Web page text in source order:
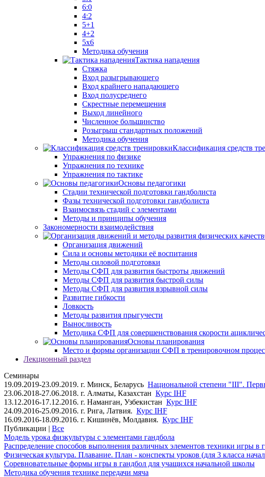
6:0
4:2
5+1
4+2
5x6
Методика обучения
Тактика нападения
Стяжка
Вход разыгрывающего
Вход крайнего нападающего
Вход полусреднего
Скрестные перемещения
Выход линейного
Численное большинство
Розыгрыш стандартных положений
Методика обучения
Классификация средств
Упражнения по физике
Упражнения по технике
Упражнения по тактике
Основы педагогики
Стадии технической подготовки гандболиста
Фазы технической подготовки гандболиста
Взаимосвязь стадий с элементами
Методы и принципы обучения
Закономерности взаимодействия
Организация движений
Сила и основы методики её воспитания
Методы силовой подготовки
Методы СФП для развития быстроты движений
Методы СФП для развития быстрой силы
Методы СФП для развития взрывной силы
Развитие гибкости
Ловкость
Методы развития прыгучести
Выносливость
Методика СФП для совершенствования скорости
Основы планирования
Место и формы организации СФП в тренировочном
Лекционный раздел
Семинары
19.09.2019-23.09.2019. г. Минск, Беларусь Национальной степени "III".
23.06.2018-27.06.2018. г. Алматы, Казахстан Курс IHF
13.12.2016-17.12.2016. г. Наманган, Узбекистан Курс IHF
24.09.2016-25.09.2016. г. Рига, Латвия. Курс IHF
16.09.2016-18.09.2016. г. Кишинёв, Молдавия. Курс IHF
Публикации | Все
Модель урока физкультуры с элементами гандбола
Распределение способов выполнения различных элементов техники игры в
Физическая культура. Плавание. План - конспекты уроков (для 3 класса
Соревновательные формы игры в гандбол для учащихся начальной школы
Методика обучения технике передачи мяча